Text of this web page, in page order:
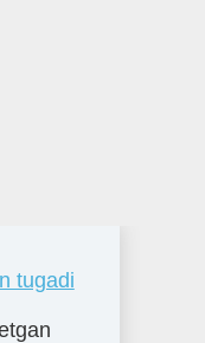
tugadi